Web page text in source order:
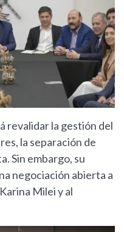
revalidar la gestión del
la separación de
Sin embargo, su
negociación abierta a
Milei y al